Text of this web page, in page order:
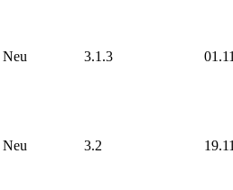
Neu 3.1.3
Neu 3.2